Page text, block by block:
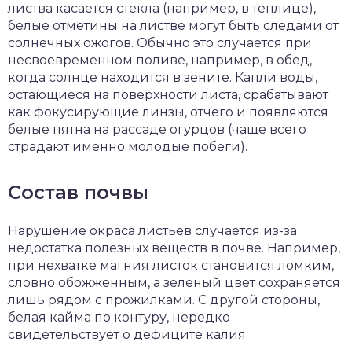
листва касается стекла (например, в теплице),
белые отметины на листве могут быть следами от
солнечных ожогов. Обычно это случается при
несвоевременном поливе, например, в обед,
когда солнце находится в зените. Капли воды,
остающиеся на поверхности листа, срабатывают
как фокусирующие линзы, отчего и появляются
белые пятна на рассаде огурцов (чаще всего
страдают именно молодые побеги).
Состав почвы
Нарушение окраса листьев случается из-за
недостатка полезных веществ в почве. Например,
при нехватке магния листок становится ломким,
словно обожженным, а зеленый цвет сохраняется
лишь рядом с прожилками. С другой стороны,
белая кайма по контуру, нередко
свидетельствует о дефиците калия.